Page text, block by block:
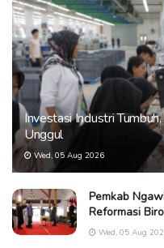
Investasi Industri
Unggul
Wed, 05 Aug 2026
Pemkab
Reformasi
Wed, 05 Aug